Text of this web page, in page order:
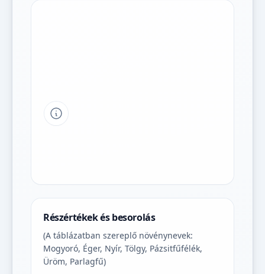
Tipp a grafikon jelmagyarázatához
Részértékek és besorolás
(A táblázatban szereplő növénynevek:
Mogyoró, Éger, Nyír, Tölgy, Pázsitfűfélék,
Üröm, Parlagfű)